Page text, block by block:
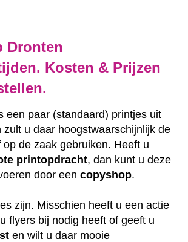
Dronten
Kosten & Prijzen
een paar (standaard) printjes uit
zult u daar hoogstwaarschijnlijk de
op de zaak gebruiken. Heeft u
printopdracht, dan kunt u deze
door een copyshop.
zijn. Misschien heeft u een actie
flyers bij nodig heeft of geeft u
en wilt u daar mooie